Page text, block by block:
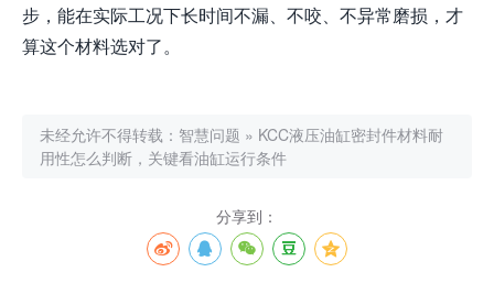
步，能在实际工况下长时间不漏、不咬、不异常磨损，才
算这个材料选对了。
未经允许不得转载： 智慧问题 » KCC液压油缸密封件材料耐
用性怎么判断，关键看油缸运行条件
分享到：